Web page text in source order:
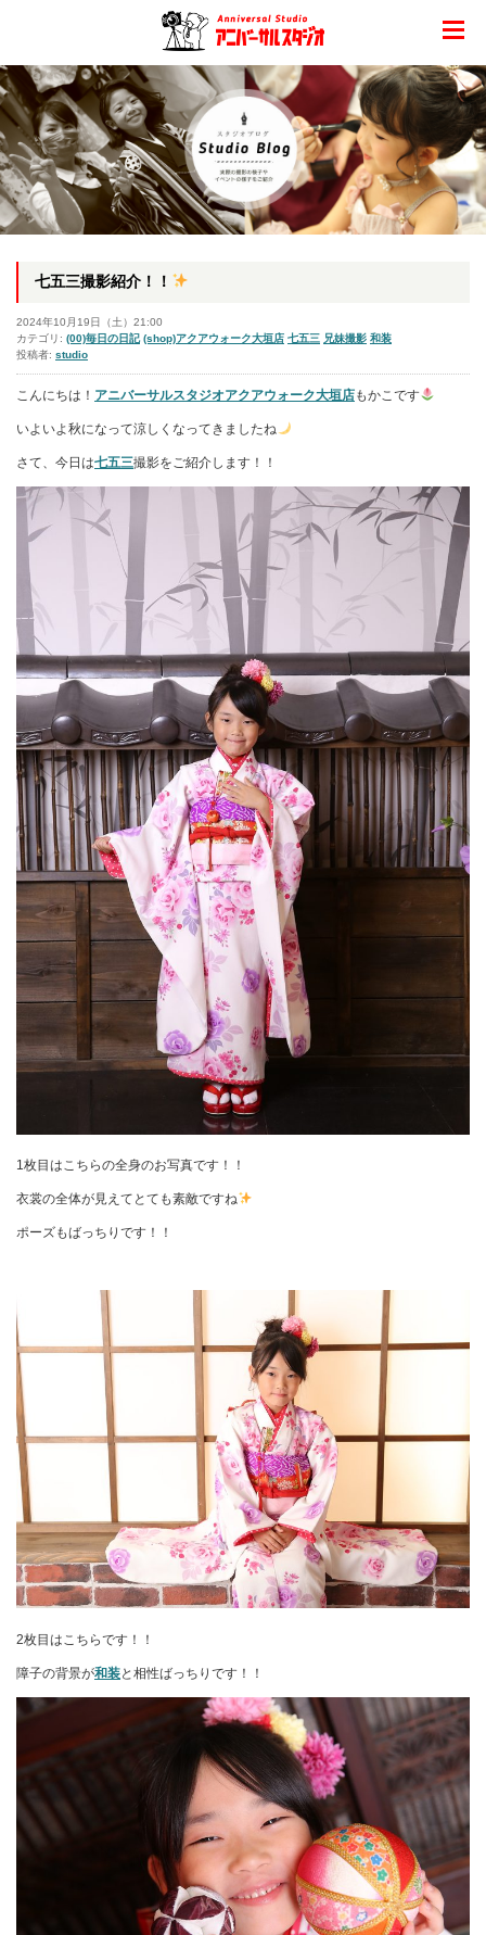
七五三撮影紹介！！
2024年10月19日（土）21:00
カテゴリ: (00)毎日の日記 (shop)アクアウォーク大垣店 七五三 兄妹撮影 和装
投稿者: studio
こんにちは！ アニバーサルスタジオアクアウォーク大垣店もかこです
いよいよ秋になって涼しくなってきましたね
さて、今日は七五三撮影をご紹介します！！
1枚目はこちらの全身のお写真です！！
衣裳の全体が見えてとても素敵ですね
ポーズもばっちりです！！
2枚目はこちらです！！
障子の背景が和装と相性ばっちりです！！